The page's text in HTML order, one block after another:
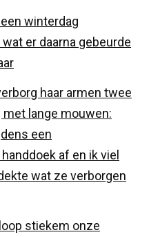
winterdag
er daarna gebeurde
haar armen twee
met lange mouwen:
een
af en ik viel
wat ze verborgen
stiekem onze